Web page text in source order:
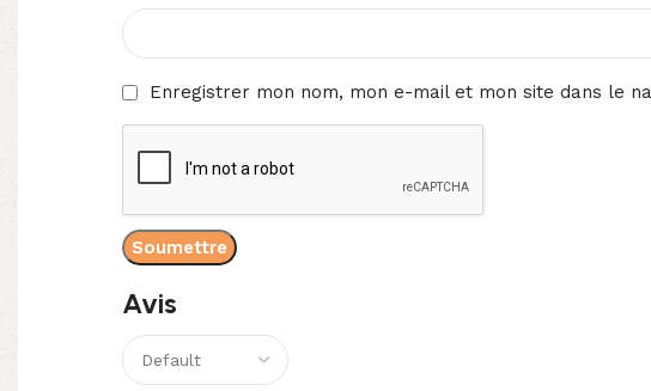
Avis
Enregistrer mon nom, mon e-mail et mon site dans le